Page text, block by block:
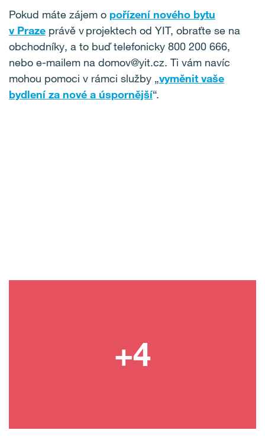
Pokud máte zájem o pořízení nového bytu
v Praze právě v projektech od YIT, obraťte se na
obchodníky, a to buď telefonicky 800 200 666,
nebo e-mailem na domov@yit.cz. Ti vám navíc
mohou pomoci v rámci služby „vyměnit vaše
bydlení za nové a úspornější“.